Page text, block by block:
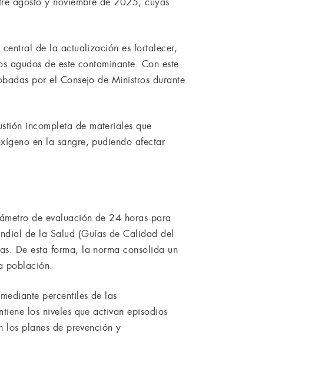
de la actualización es fortalecer,
agudos de este contaminante. Con este
por el Consejo de Ministros durante
incompleta de materiales que
en la sangre, pudiendo afectar
de evaluación de 24 horas para
de la Salud (Guías de Calidad del
De esta forma, la norma consolida un
población.
percentiles de las
los niveles que activan episodios
los planes de prevención y